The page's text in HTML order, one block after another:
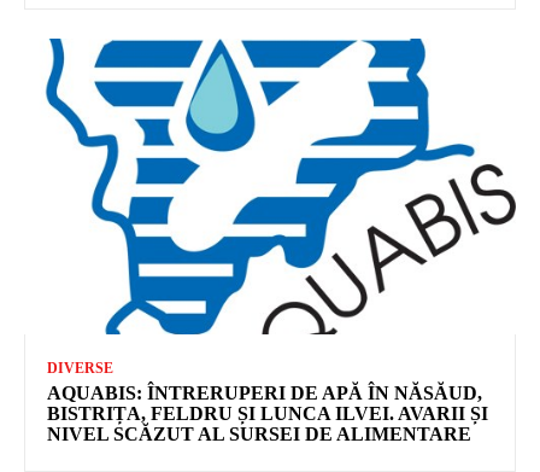
DIVERSE
AQUABIS: ÎNTRERUPERI DE APĂ ÎN NĂSĂUD,
BISTRIȚA, FELDRU ȘI LUNCA ILVEI. AVARII ȘI
NIVEL SCĂZUT AL SURSEI DE ALIMENTARE